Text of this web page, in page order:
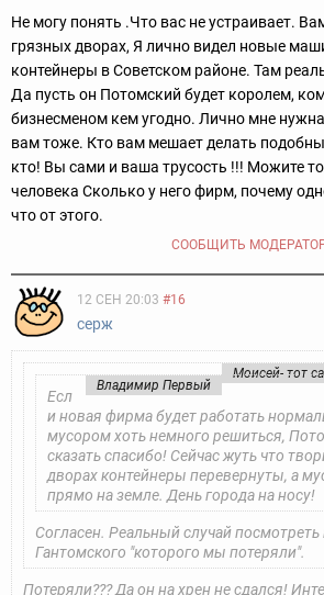
Не могу понять .Что вас не устраивает.
грязных дворах, Я лично видел новые
контейнеры в Советском районе. Там
Да пусть он Потомский будет королем,
бизнесменом кем угодно. Лично мне
вам тоже. Кто вам мешает делать
кто! Вы сами и ваша трусость !!! Можите
человека Сколько у него фирм, почему
что от этого.
СООБЩИТЬ
12 СЕН 20:03 #16
серж
Моисей- тот
Владимир Первый
Есл
и новая фирма будет работать
мусором хоть немного решиться,
сказать спасибо! Сейчас жуть что
дворах контейнеры перевернуты, а
прямо на земле. День города на носу!
Согласен. Реальный случай посмотреть
Гантомского "которого мы потеряли".
Потеряли??? Да он на хрен не сдался!